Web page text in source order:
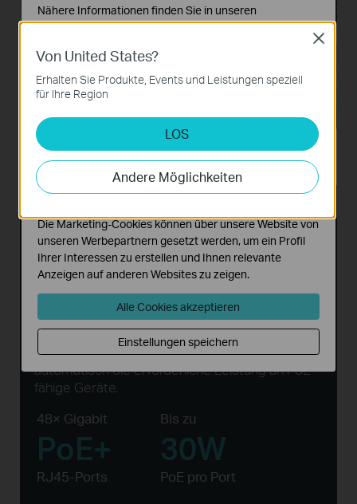
Power over Ethernet, flexible
Netzwerkbereitstellung
Übertragen Sie sowohl Daten als auch Strom
über ein einziges Kabel an andere 802.3af PoE-
oder 802.3at PoE+-Geräte, ohne den Aufwand
und die Kosten für die Installation von
Stromkabeln. Erkennen und liefern Sie
automatisch die erforderliche Leistung an PoE-
fähige Geräte.
48× Gigabit
PoE+
RJ45-Ports
Bis zu
30W
PoE pro Port
Von United States?
Erhalten Sie Produkte, Events und Leistungen speziell
für Ihre Region
LOS
Andere Möglichkeiten
Close
Nähere Informationen finden Sie in unseren
Datenschutzhinweisen.
Notwendige Cookies
erforderlich und können in Ihren Systemen nicht
Analyse- und Marketing-Cookies
Analyse-Cookies ermöglichen es uns, Ihre Aktivitäten
auf unserer Website zu analysieren, um die
Funktionsweise unserer Website zu verbessern und
Die Marketing-Cookies können über unsere Website von
unseren Werbepartnern gesetzt werden, um ein Profil
Ihrer Interessen zu erstellen und Ihnen relevante
Anzeigen auf anderen Websites zu zeigen.
Alle Cookies akzeptieren
Einstellungen speichern